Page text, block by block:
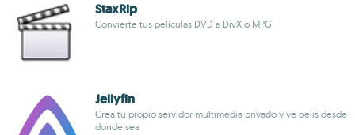
StaxRip
Convierte tus películas DVD a DivX o MPG
Jellyfin
Crea tu propio servidor multimedia privado y ve pelis desde
donde sea